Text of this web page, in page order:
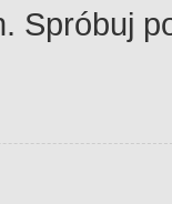
Spróbuj